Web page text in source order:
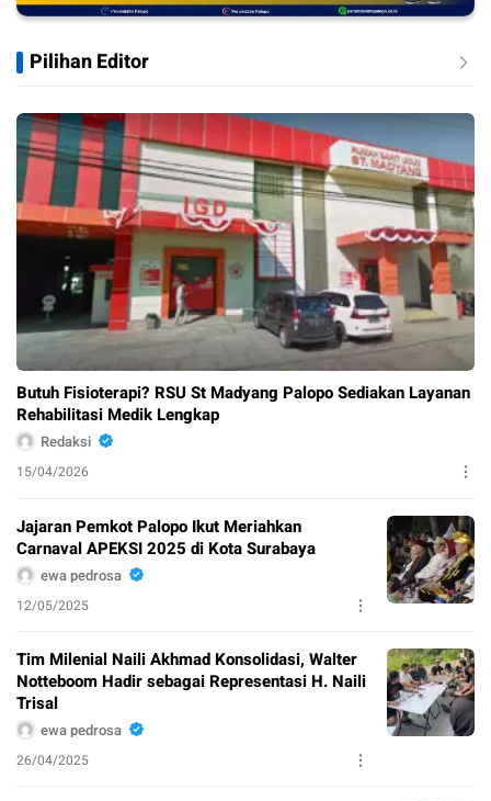
Pilihan Editor
Butuh Fisioterapi? RSU St Madyang Palopo Sediakan Layanan
Rehabilitasi Medik Lengkap
Redaksi
15/04/2026
Jajaran Pemkot Palopo Ikut Meriahkan
Carnaval APEKSI 2025 di Kota Surabaya
ewa pedrosa
12/05/2025
Tim Milenial Naili Akhmad Konsolidasi, Walter
Notteboom Hadir sebagai Representasi H. Naili
Trisal
ewa pedrosa
26/04/2025